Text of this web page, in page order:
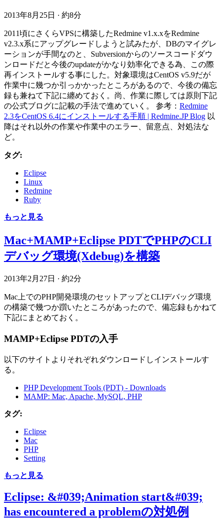
2013年8月25日 · 約8分
2011頃にさくらVPSに構築したRedmine v1.x.xをRedmine
v2.3.x系にアップグレードしようと試みたが、DBのマイグレ
ーションが手間なのと、Subversionからのソースコードダウ
ンロードだと今後のupdateがかなり効率化できる為、この際
再インストールする事にした。対象環境はCentOS v5.9だが
作業中に幾つか引っかかったところがあるので、今後の備忘
録も兼ねて下記に纏めておく。尚、作業に際しては原則下記
の公式ブログに記載の手法で進めていく。 参考： Redmine
2.3をCentOS 6.4にインストールする手順 | Redmine.JP Blog 以
降はそれ以外の作業や作業中のエラー、留意点、対処法な
ど。
タグ:
Eclipse
Linux
Redmine
Ruby
もっと見る
Mac+MAMP+Eclipse PDTでPHPのCLI
デバッグ環境(Xdebug)を構築
2013年2月27日 · 約2分
Mac上でのPHP開発環境のセットアップとCLIデバッグ環境
の構築で幾つか躓いたところがあったので、備忘録もかねて
下記にまとめておく。
MAMP+Eclipse PDTの入手
以下のサイトよりそれぞれダウンロードしインストールす
る。
PHP Development Tools (PDT) - Downloads
MAMP: Mac, Apache, MySQL, PHP
タグ:
Eclipse
Mac
PHP
Setting
もっと見る
Eclipse: &#039;Animation start&#039;
has encountered a problemの対処例